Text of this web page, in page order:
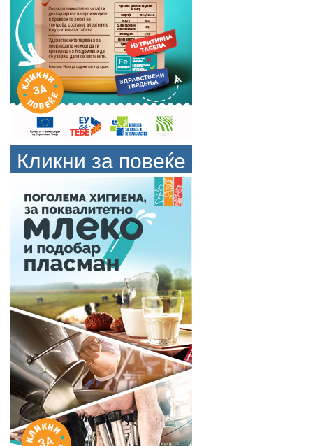
Кликни за повеќе